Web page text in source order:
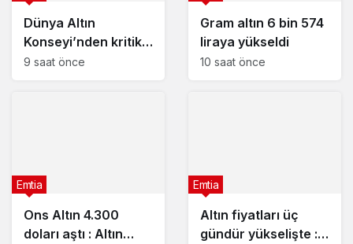
Dünya Altın
Konseyi’nden kritik
rapor
9 saat önce
Gram altın 6 bin 574
liraya yükseldi
10 saat önce
Ons Altın 4.300
doları aştı : Altın
Emtia
Altın fiyatları üç
gündür yükselişte : 5
Emtia